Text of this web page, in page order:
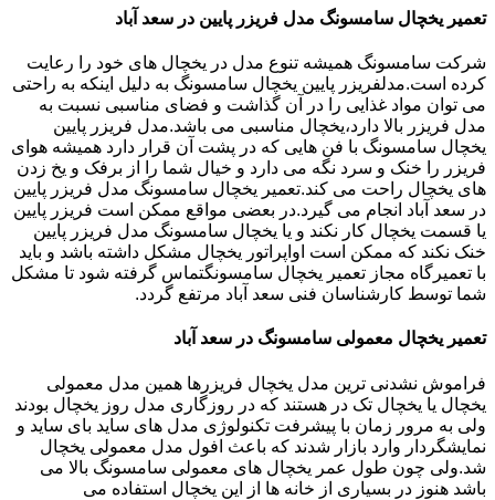
تعمیر یخچال سامسونگ مدل فریزر پایین در سعد آباد
شرکت سامسونگ همیشه تنوع مدل در یخچال های خود را رعایت
کرده است.مدلفریزر پایین یخچال سامسونگ به دلیل اینکه به راحتی
می توان مواد غذایی را در آن گذاشت و فضای مناسبی نسبت به
مدل فریزر بالا دارد،یخچال مناسبی می باشد.مدل فریزر پایین
یخچال سامسونگ با فن هایی که در پشت آن قرار دارد همیشه هوای
فریزر را خنک و سرد نگه می دارد و خیال شما را از برفک و یخ زدن
های یخچال راحت می کند.تعمیر یخچال سامسونگ مدل فریزر پایین
در سعد آباد انجام می گیرد.در بعضی مواقع ممکن است فریزر پایین
یا قسمت یخچال کار نکند و یا یخچال سامسونگ مدل فریزر پایین
خنک نکند که ممکن است اواپراتور یخچال مشکل داشته باشد و باید
با تعمیرگاه مجاز تعمیر یخچال سامسونگتماس گرفته شود تا مشکل
شما توسط کارشناسان فنی سعد آباد مرتفع گردد.
تعمیر یخچال معمولی سامسونگ در سعد آباد
فراموش نشدنی ترین مدل یخچال فریزرها همین مدل معمولی
یخچال یا یخچال تک در هستند که در روزگاری مدل روز یخچال بودند
ولی به مرور زمان با پیشرفت تکنولوژی مدل های ساید بای ساید و
نمایشگردار وارد بازار شدند که باعث افول مدل معمولی یخچال
شد.ولی چون طول عمر یخچال های معمولی سامسونگ بالا می
باشد هنوز در بسیاری از خانه ها از این یخچال استفاده می